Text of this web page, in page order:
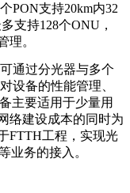
PON支持20km内32
支持128个ONU ，
理。
通过分光器与多个
设备的性能管理、
主要适用于少量用
络建设成本的同时为
FTTH工程，实现光
业务的接入。